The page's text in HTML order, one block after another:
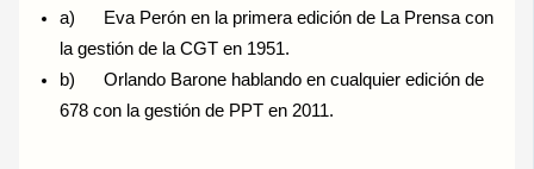
a) Eva Perón en la primera edición de La Prensa con
la gestión de la CGT en 1951.
b) Orlando Barone hablando en cualquier edición de
678 con la gestión de PPT en 2011.